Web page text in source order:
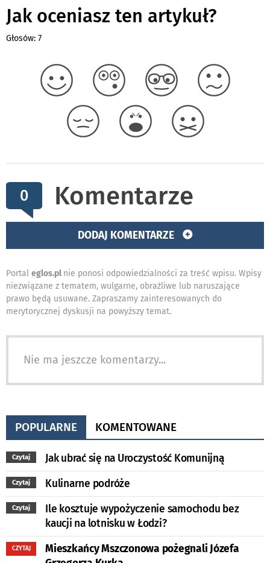
Jak oceniasz ten artykuł?
Głosów: 7
0 Komentarze
DODAJ KOMENTARZE
Portal eglos.pl nie ponosi odpowiedzialności za treść wpisu. Wpisy
niezwiązane z tematem, wulgarne, obraźliwe lub naruszające
prawo będą usuwane. Zapraszamy zainteresowanych do
merytorycznej dyskusji na powyższy temat.
Nie ma jeszcze komentarzy...
POPULARNE KOMENTOWANE
Czytaj Jak ubrać się na Uroczystość Komunijną
Czytaj Kulinarne podróże
Czytaj
Ile kosztuje wypożyczenie samochodu bez
kaucji na lotnisku w Łodzi?
CZYTAJ
Mieszkańcy Mszczonowa pożegnali Józefa